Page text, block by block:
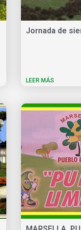
Jornada de
LEER MÁS